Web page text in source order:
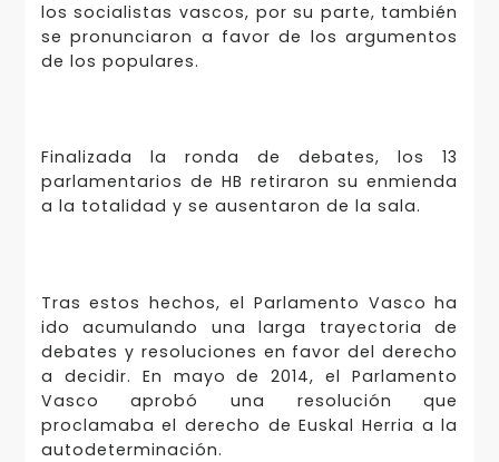
los socialistas vascos, por su parte, también
se pronunciaron a favor de los argumentos
de los populares.
Finalizada la ronda de debates, los 13
parlamentarios de HB retiraron su enmienda
a la totalidad y se ausentaron de la sala.
Tras estos hechos, el Parlamento Vasco ha
ido acumulando una larga trayectoria de
debates y resoluciones en favor del derecho
a decidir. En mayo de 2014, el Parlamento
Vasco aprobó una resolución que
proclamaba el derecho de Euskal Herria a la
autodeterminación.